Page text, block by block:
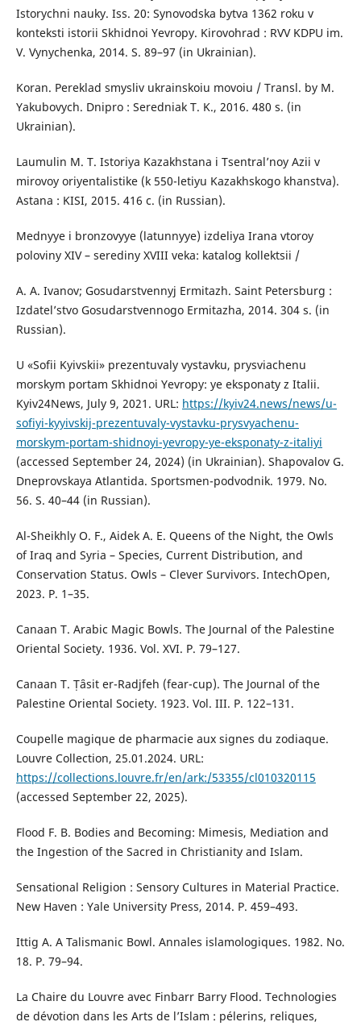
Istorychni nauky. Iss. 20: Synovodska bytva 1362 roku v
konteksti istorii Skhidnoi Yevropy. Kirovohrad : RVV KDPU im.
V. Vynychenka, 2014. S. 89–97 (in Ukrainian).
Koran. Pereklad smysliv ukrainskoiu movoiu / Transl. by M.
Yakubovych. Dnipro : Seredniak T. K., 2016. 480 s. (in
Ukrainian).
Laumulin M. T. Istoriya Kazakhstana i Tsentral’noy Azii v
mirovoy oriyentalistike (k 550-letiyu Kazakhskogo khanstva).
Astana : KISI, 2015. 416 с. (in Russian).
Mednyye i bronzovyye (latunnyye) izdeliya Irana vtoroy
poloviny XIV – serediny XVIII veka: katalog kollektsii /
A. A. Ivanov; Gosudarstvennyj Ermitazh. Saint Petersburg :
Izdatel’stvo Gosudarstvennogo Ermitazha, 2014. 304 s. (in
Russian).
U «Sofii Kyivskii» prezentuvaly vystavku, prysviachenu
morskym portam Skhidnoi Yevropy: ye eksponaty z Italii.
Kyiv24News, July 9, 2021. URL: https://kyiv24.news/news/u-
sofiyi-kyyivskij-prezentuvaly-vystavku-prysvyachenu-
morskym-portam-shidnoyi-yevropy-ye-eksponaty-z-italiyi
(accessed September 24, 2024) (in Ukrainian). Shapovalov G.
Dneprovskaya Atlantida. Sportsmen-podvodnik. 1979. No.
56. S. 40–44 (in Russian).
Al-Sheikhly O. F., Aidek A. E. Queens of the Night, the Owls
of Iraq and Syria – Species, Current Distribution, and
Conservation Status. Owls – Clever Survivors. IntechOpen,
2023. P. 1–35.
Canaan T. Arabic Magic Bowls. The Journal of the Palestine
Oriental Society. 1936. Vol. XVI. P. 79–127.
Canaan T. Ṭȃsit er-Radjfeh (fear-cup). The Journal of the
Palestine Oriental Society. 1923. Vol. III. P. 122–131.
Coupelle magique de pharmacie aux signes du zodiaque.
Louvre Collection, 25.01.2024. URL:
https://collections.louvre.fr/en/ark:/53355/cl010320115
(accessed September 22, 2025).
Flood F. B. Bodies and Becoming: Mimesis, Mediation and
the Ingestion of the Sacred in Christianity and Islam.
Sensational Religion : Sensory Cultures in Material Practice.
New Haven : Yale University Press, 2014. P. 459–493.
Ittig A. A Talismanic Bowl. Annales islamologiques. 1982. No.
18. P. 79–94.
La Chaire du Louvre avec Finbarr Barry Flood. Technologies
de dévotion dans les Arts de l’Islam : pélerins, reliques,